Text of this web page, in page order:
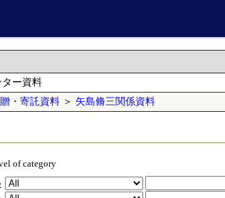
ー資料
・寄託資料 ＞ 矢島脩三関係資料
of category